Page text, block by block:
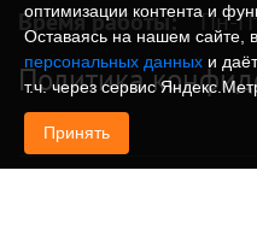
Время работы: Пн-
Политика
оптимизации контента и
Оставаясь на нашем сайте,
персональных данных и
т.ч. через сервис
Принять